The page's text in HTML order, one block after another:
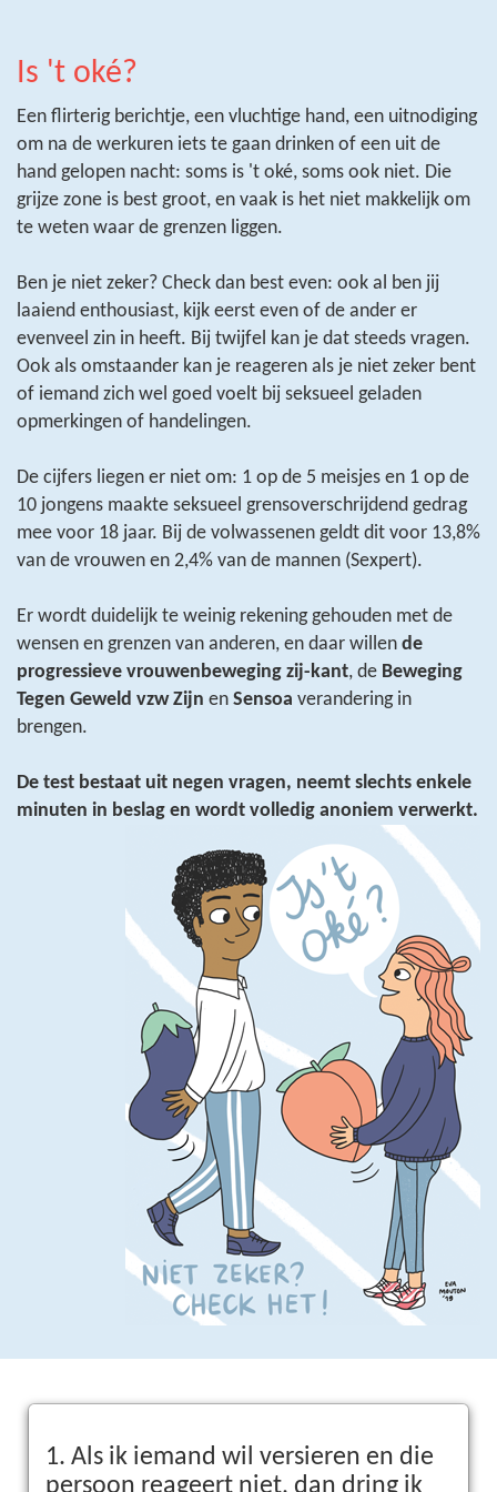
Is 't oké?
Een flirterig berichtje, een vluchtige hand, een uitnodiging
om na de werkuren iets te gaan drinken of een uit de
hand gelopen nacht: soms is 't oké, soms ook niet. Die
grijze zone is best groot, en vaak is het niet makkelijk om
te weten waar de grenzen liggen.
Ben je niet zeker? Check dan best even: ook al ben jij
laaiend enthousiast, kijk eerst even of de ander er
evenveel zin in heeft. Bij twijfel kan je dat steeds vragen.
Ook als omstaander kan je reageren als je niet zeker bent
of iemand zich wel goed voelt bij seksueel geladen
opmerkingen of handelingen.
De cijfers liegen er niet om: 1 op de 5 meisjes en 1 op de
10 jongens maakte seksueel grensoverschrijdend gedrag
mee voor 18 jaar. Bij de volwassenen geldt dit voor 13,8%
van de vrouwen en 2,4% van de mannen (Sexpert).
Er wordt duidelijk te weinig rekening gehouden met de
wensen en grenzen van anderen, en daar willen de
progressieve vrouwenbeweging zij-kant, de Beweging
Tegen Geweld vzw Zijn en Sensoa verandering in
brengen.
De test bestaat uit negen vragen, neemt slechts enkele
minuten in beslag en wordt volledig anoniem verwerkt.
1. Als ik iemand wil versieren en die
persoon reageert niet, dan dring ik